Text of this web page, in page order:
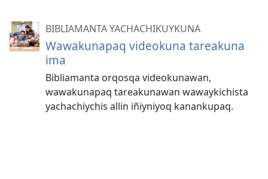
BIBLIAMANTA YACHACHIKUYKUNA
Wawakunapaq videokuna tareakuna
ima
Bibliamanta orqosqa videokunawan,
wawakunapaq tareakunawan wawaykichista
yachachiychis allin iñiyniyoq kanankupaq.